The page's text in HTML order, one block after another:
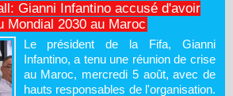
Gianni Infantino accusé d'avoir
Mondial 2030 au Maroc
Le président de la Fifa, Gianni
Infantino, a tenu une réunion de crise
au Maroc, mercredi 5 août, avec de
hauts responsables de l'organisation.